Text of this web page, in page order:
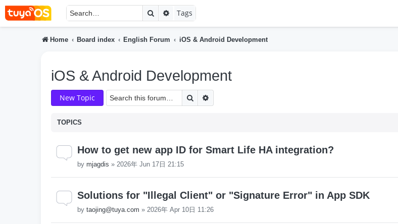
SearchAdvanced search
Tags
Home Board index English Forum iOS & Android Development
iOS & Android Development
New Topic Search
TOPICS
How to get new app ID for Smart Life HA integration?
by mjagdis » 2026年 Jun 17日 21:15
Solutions for "Illegal Client" or "Signature Error" in App SDK
by taojing@tuya.com » 2026年 Apr 10日 11:26